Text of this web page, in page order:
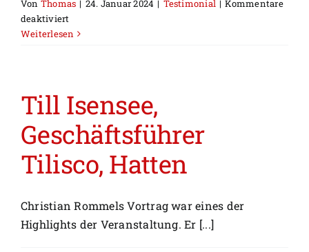
Von Thomas | 24. Januar 2024 | Testimonial | Kommentare
deaktiviert
Karl-
EichwaldEins
GmbH,
Heusenstamm
Weiterlesen
Till Isensee,
Geschäftsführer
Tilisco, Hatten
Christian Rommels Vortrag war eines der
Highlights der Veranstaltung. Er [...]